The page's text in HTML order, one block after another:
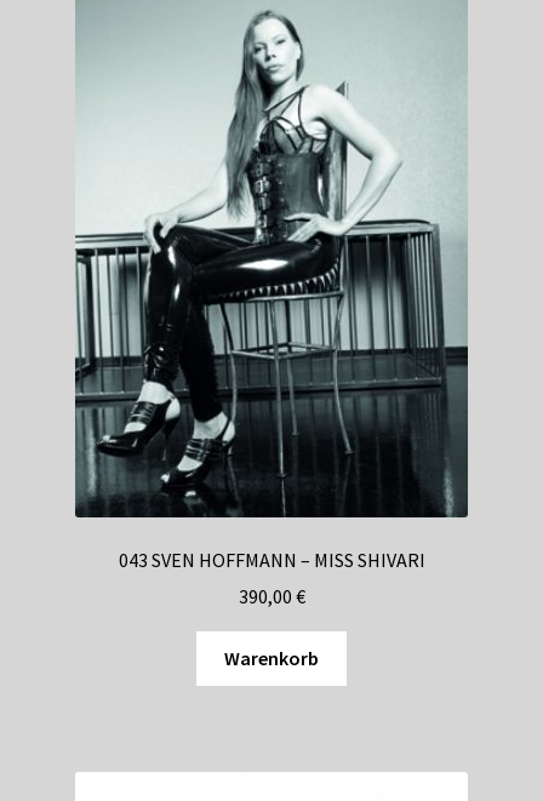
043 SVEN HOFFMANN – MISS SHIVARI
390,00 €
Warenkorb